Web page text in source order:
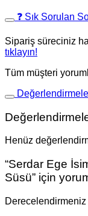
❓ Sık Sorulan
Sipariş süreciniz
tıklayın!
Tüm müşteri
Henüz
“Serdar Ege
Süsü” için
Derecelendirmeniz